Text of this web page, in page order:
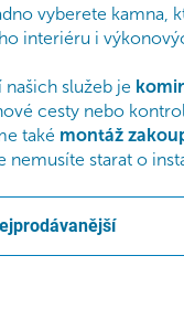
vyberete kamna,
interiéru i
služeb je
cesty nebo
také montáž
nemusíte starat o